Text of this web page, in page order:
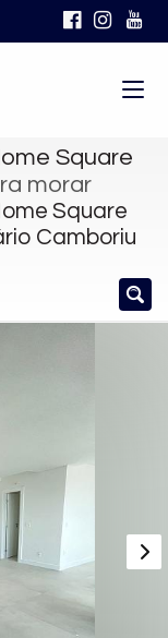
Square
morar
Square
Camboriu